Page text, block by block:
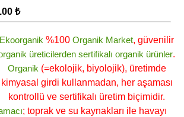
₺
Ekoorganik %100 Organik Market, güvenilir
üreticilerden sertifikalı organik ürünler.
Organik (=ekolojik, biyolojik), üretimde
kimyasal girdi kullanmadan, her aşaması
kontrollü ve sertifikalı üretim biçimidir.
; toprak ve su kaynakları ile havayı